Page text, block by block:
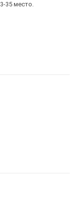
35 место.